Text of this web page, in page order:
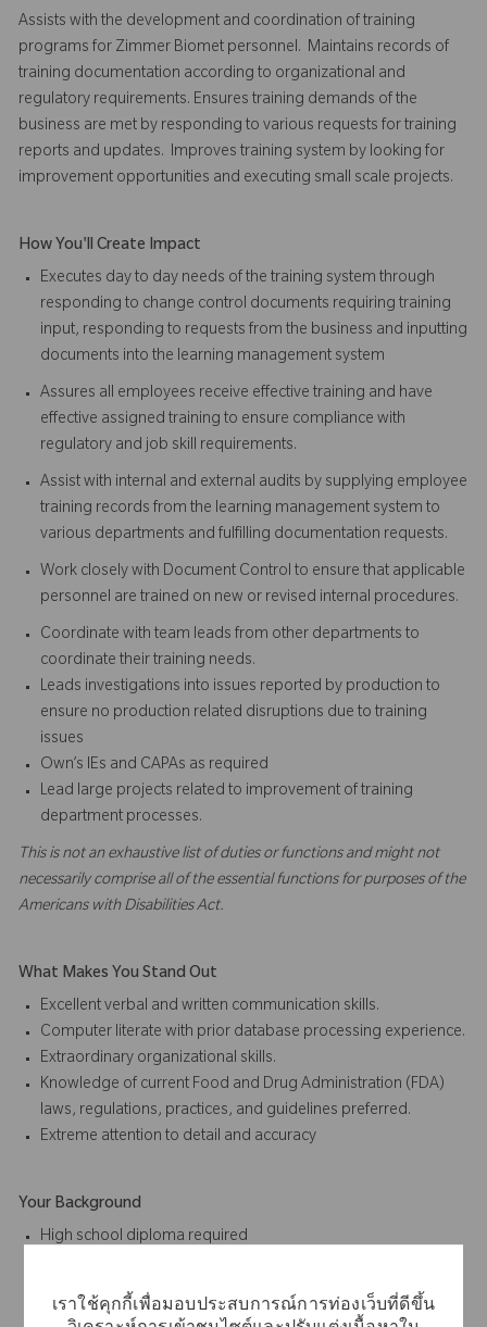
เราใช้คุกกี้เพื่อมอบประสบการณ์การท่องเว็บที่ดีขึ้น
Assists with the development and coordination of training
programs for Zimmer Biomet personnel. Maintains records of
training documentation according to organizational and
regulatory requirements. Ensures training demands of the
business are met by responding to various requests for training
reports and updates. Improves training system by looking for
improvement opportunities and executing small scale projects.
How You'll Create Impact
Executes day to day needs of the training system through
responding to change control documents requiring training
input, responding to requests from the business and inputting
documents into the learning management system
Assures all employees receive effective training and have
effective assigned training to ensure compliance with
regulatory and job skill requirements.
Assist with internal and external audits by supplying employee
training records from the learning management system to
various departments and fulfilling documentation requests.
Work closely with Document Control to ensure that applicable
personnel are trained on new or revised internal procedures.
Coordinate with team leads from other departments to
coordinate their training needs.
Leads investigations into issues reported by production to
ensure no production related disruptions due to training
issues
Own’s IEs and CAPAs as required
Lead large projects related to improvement of training
department processes.
This is not an exhaustive list of duties or functions and might not
necessarily comprise all of the essential functions for purposes of the
Americans with Disabilities Act.
What Makes You Stand Out
Excellent verbal and written communication skills.
Computer literate with prior database processing experience.
Extraordinary organizational skills.
Knowledge of current Food and Drug Administration (FDA)
laws, regulations, practices, and guidelines preferred.
Extreme attention to detail and accuracy
Your Background
High school diploma required
education field or equivalent preferred.
At least five (5) years of relevant experience.